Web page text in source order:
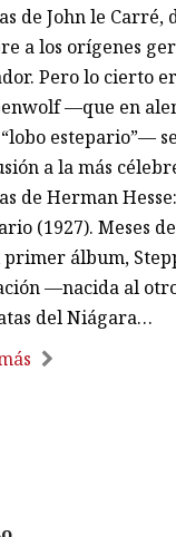
de John le Carré,
a los orígenes
Pero lo cierto
—que en
estepario”—
a la más
de Herman
(1927). Meses
primer álbum,
—nacida al
del Niágara…